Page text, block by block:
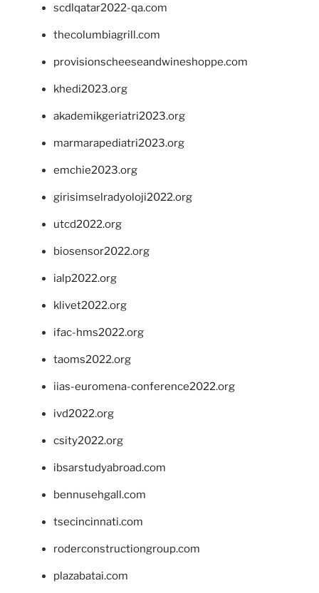
scdlqatar2022-qa.com
thecolumbiagrill.com
provisionscheeseandwineshoppe.com
khedi2023.org
akademikgeriatri2023.org
marmarapediatri2023.org
emchie2023.org
girisimselradyoloji2022.org
utcd2022.org
biosensor2022.org
ialp2022.org
klivet2022.org
ifac-hms2022.org
taoms2022.org
iias-euromena-conference2022.org
ivd2022.org
csity2022.org
ibsarstudyabroad.com
bennusehgall.com
tsecincinnati.com
roderconstructiongroup.com
plazabatai.com